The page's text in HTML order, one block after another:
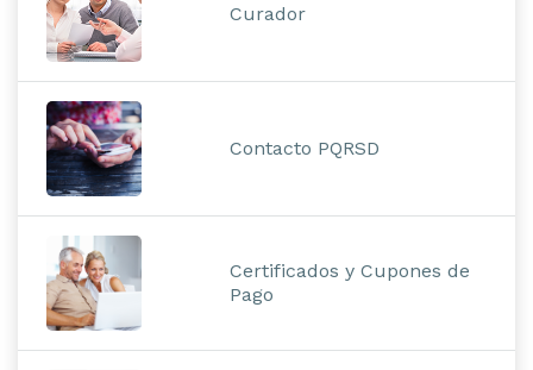
Curador
Contacto PQRSD
Certificados y Cupones de
Pago